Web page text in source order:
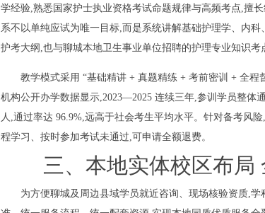
学经验,熟悉国家护士执业资格考试命题规律与高频考点,擅
系不以单纯应试为唯一目标,而是系统讲解基础护理学、内
护考大纲,也与聊城本地卫生事业单位招聘的护理专业知识
教学模式采用 “基础精讲 + 真题精练 + 考前密训 + 全
机构公开办学数据显示,2023—2025 连续三年,参训学员整体
人,通过率达 96.9%,远高于社会考生平均水平。针对备考风
程学习、按时参加考试未通过,可申请全额退费。
三、本地实体校区布局
为方便聊城及周边县域学员就近咨询、现场核验资质,